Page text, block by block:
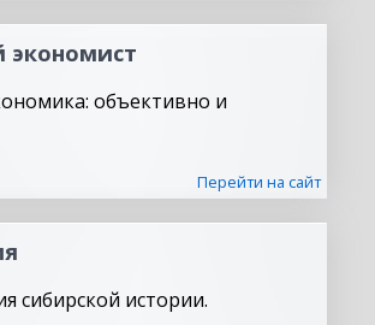
экономист
объективно и
Перейти на сайт
сибирской истории.